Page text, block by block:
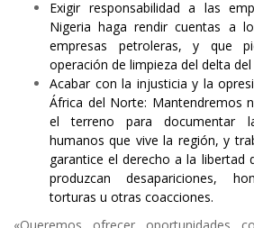
Exigir responsabilidad a las
Nigeria haga rendir cuentas a
empresas petroleras, y que
operación de limpieza del delta del
Acabar con la injusticia y la
África del Norte: Mantendremos
el terreno para documentar
humanos que vive la región, y
garantice el derecho a la libertad
produzcan desapariciones,
torturas u otras coacciones.